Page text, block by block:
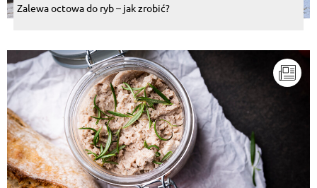
Zalewa octowa do ryb – jak zrobić?